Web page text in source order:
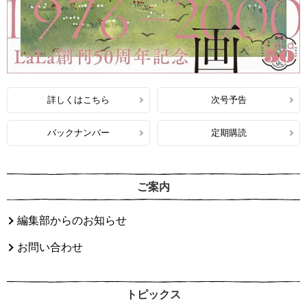
詳しくはこちら 次号予告
バックナンバー 定期購読
ご案内
編集部からのお知らせ
お問い合わせ
トピックス